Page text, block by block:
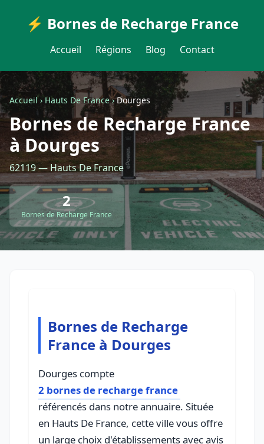
⚡ Bornes de Recharge France
Accueil Régions Blog Contact
Accueil›Hauts De France›Dourges
Bornes de Recharge France
à Dourges
62119 — Hauts De France
2
Bornes de Recharge France
Bornes de Recharge
France à Dourges
Dourges compte
2 bornes de recharge france
référencés dans notre annuaire. Située
en Hauts De France, cette ville vous offre
un large choix d'établissements avec avis